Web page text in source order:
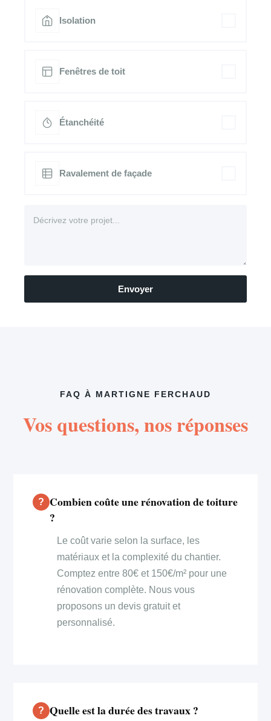
Isolation
Fenêtres de toit
Étanchéité
Ravalement de façade
Envoyer
FAQ À MARTIGNE FERCHAUD
Vos questions, nos réponses
Combien coûte une rénovation de toiture
?
Le coût varie selon la surface, les
matériaux et la complexité du chantier.
Comptez entre 80€ et 150€/m² pour une
rénovation complète. Nous vous
proposons un devis gratuit et
personnalisé.
Quelle est la durée des travaux ?